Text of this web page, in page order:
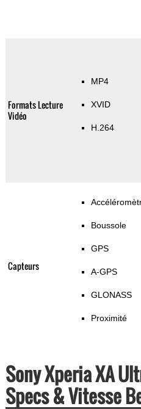
Formats Lecture
Vidéo
MP4
XVID
H.264
Capteurs
Boussole
GPS
A-GPS
GLONASS
Proximité
Sony Xperia XA
Specs & Vitesse